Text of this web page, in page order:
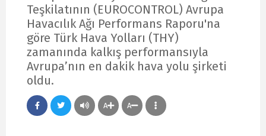
Teşkilatının (EUROCONTROL) Avrupa
Havacılık Ağı Performans Raporu'na
göre Türk Hava Yolları (THY)
zamanında kalkış performansıyla
Avrupa’nın en dakik hava yolu şirketi
oldu.
A A